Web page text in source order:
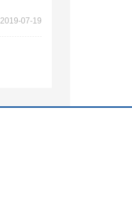
2019-07-19